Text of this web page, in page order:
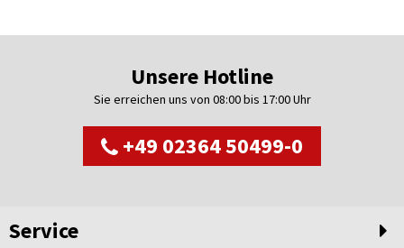
Unsere Hotline
Sie erreichen uns von 08:00 bis 17:00 Uhr
+49 02364 50499-0
Service